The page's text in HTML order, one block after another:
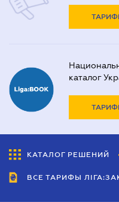
каталог
КАТАЛОГ РЕШЕНИЙ
ВСЕ ТАРИФЫ